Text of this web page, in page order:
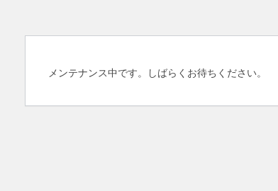
メンテナンス中です。しばらくお待ちください。